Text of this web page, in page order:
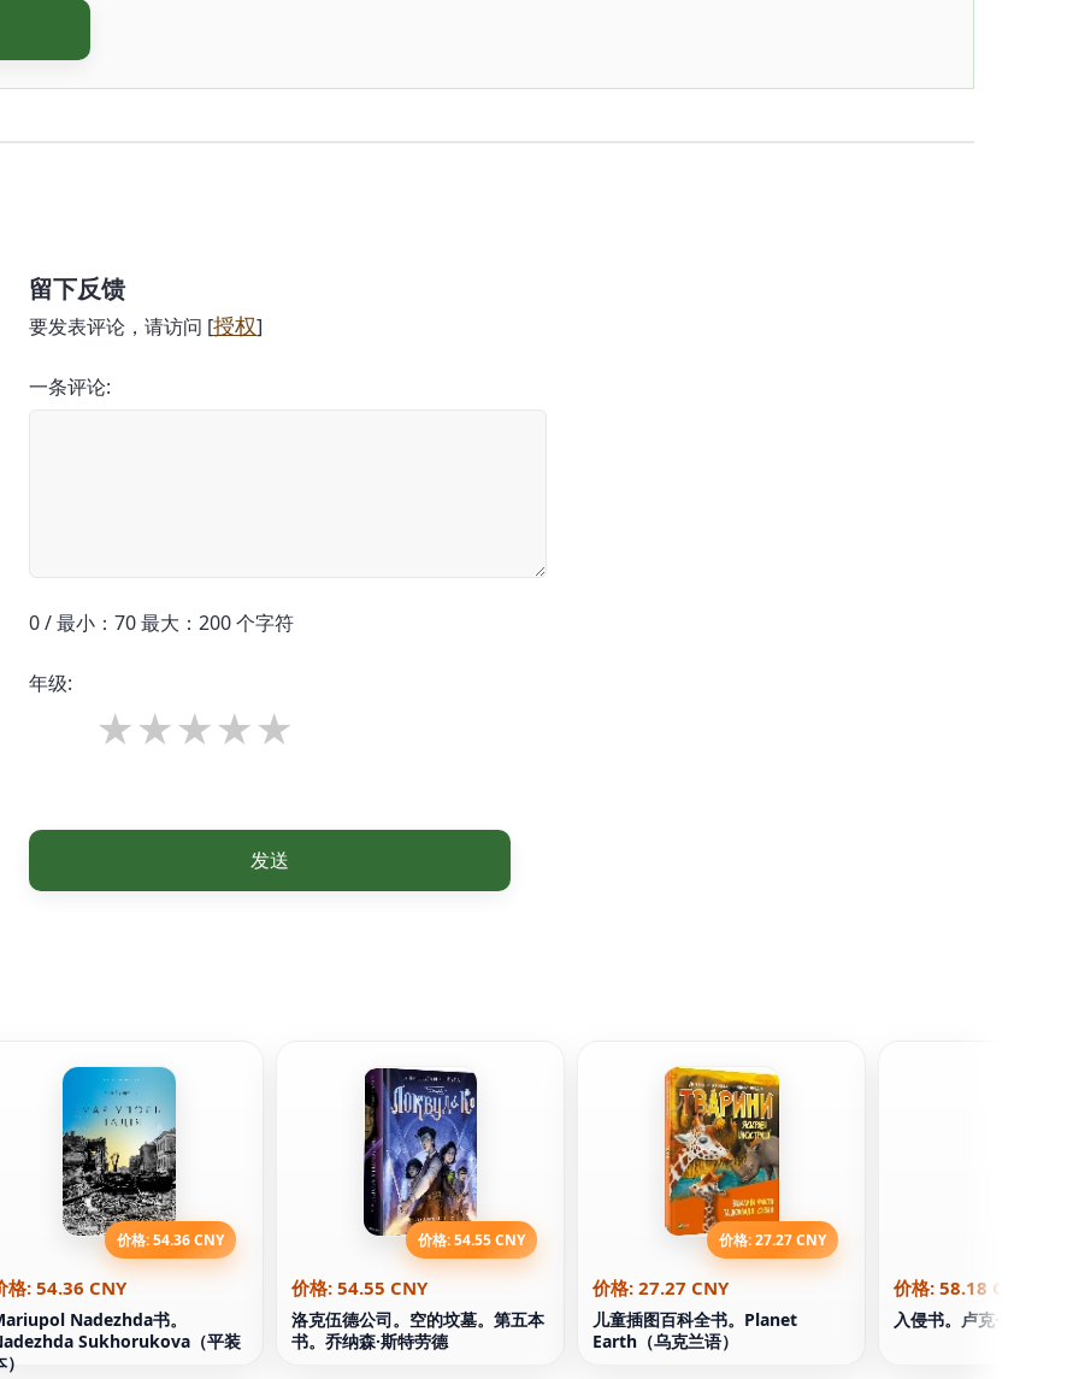
留下反馈
要发表评论，请访问 [授权]
一条评论:
0 / 最小：70 最大：200 个字符
年级:
发送
价格: 54.36 CNY
格: 54.36 CNY
Nadezhda书。
Sukhorukova（平装
价格: 54.55 CNY
价格: 54.55 CNY
洛克伍德公司。空的坟墓。第五本
书。乔纳森·斯特劳德
价格: 27.27 CNY
价格: 27.27 CNY
儿童插图百科全书。Planet
Earth（乌克兰语）
价格: 58.18 CNY
入侵书。卢克·加丁